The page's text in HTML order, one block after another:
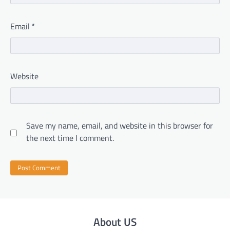
Email *
Website
Save my name, email, and website in this browser for
the next time I comment.
About US